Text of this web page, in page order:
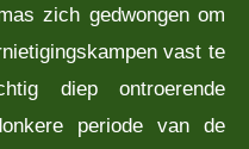
zich gedwongen om
vast te
diep ontroerende
periode van de